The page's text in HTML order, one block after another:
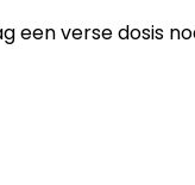
een verse dosis